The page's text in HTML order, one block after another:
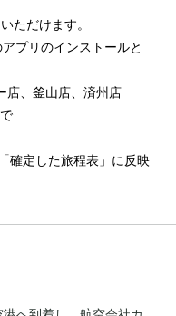
ただけます。
プリのインストールと
店、釜山店、済州店
確定した旅程表」に反映